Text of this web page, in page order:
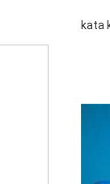
kata